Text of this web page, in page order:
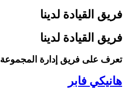
فريق القيادة لدينا
فريق القيادة لدينا
تعرف على فريق إدارة المجموعة
هانيكي فابر